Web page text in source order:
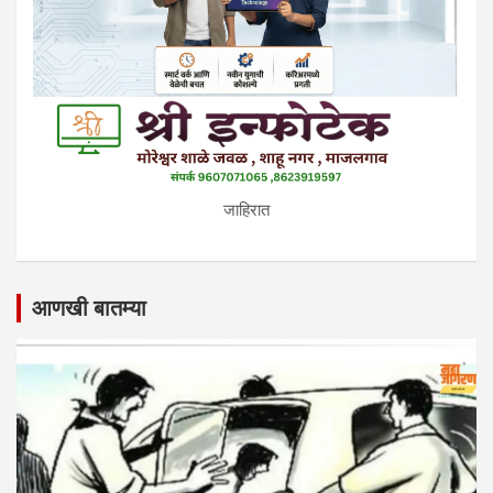
जाहिरात
आणखी बातम्या